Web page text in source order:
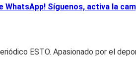
WhatsApp! Síguenos, activa la
ESTO. Apasionado por el